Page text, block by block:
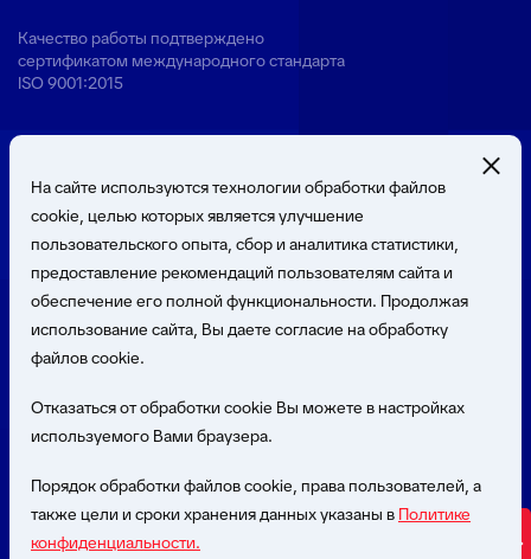
Качество работы подтверждено
сертификатом международного стандарта
ISO 9001:2015
Презентация о Компании
«Бюджетные и Финансовые Технологии»
(ООО «БФТ»). Все права защищены.
Пользовательское соглашение
На сайте используются технологии обработки файлов
cookie, целью которых является улучшение
пользовательского опыта, сбор и аналитика статистики,
предоставление рекомендаций пользователям сайта и
обеспечение его полной функциональности. Продолжая
использование сайта, Вы даете согласие на обработку
файлов cookie.
Отказаться от обработки cookie Вы можете в настройках
используемого Вами браузера.
Порядок обработки файлов cookie, права пользователей, а
также цели и сроки хранения данных указаны в Политике
конфиденциальности.